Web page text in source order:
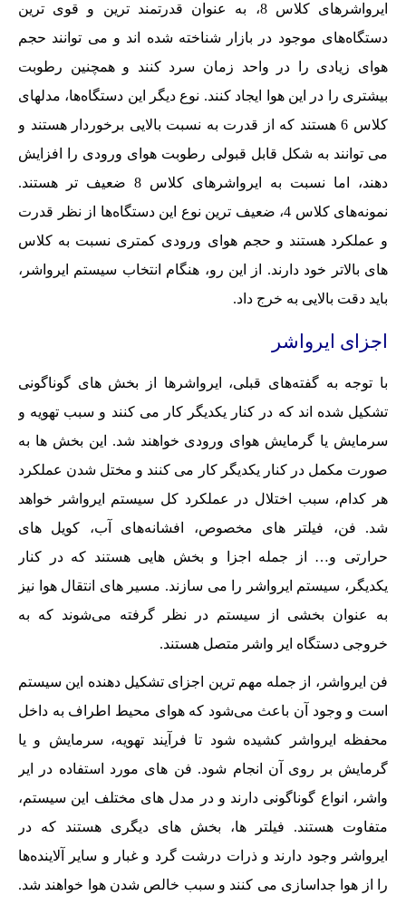
ایرواشرهای کلاس 8، به عنوان قدرتمند ترین و قوی ترین
دستگاه‌های موجود در بازار شناخته شده اند و می توانند حجم
هوای زیادی را در واحد زمان سرد کنند و همچنین رطوبت
بیشتری را در این هوا ایجاد کنند. نوع دیگر این دستگاه‌ها، مدلهای
کلاس 6 هستند که از قدرت به نسبت بالایی برخوردار هستند و
می توانند به شکل قابل قبولی رطوبت هوای ورودی را افزایش
دهند، اما نسبت به ایرواشرهای کلاس 8 ضعیف تر هستند.
نمونه‌های کلاس 4، ضعیف ترین نوع این دستگاه‌ها از نظر قدرت
و عملکرد هستند و حجم هوای ورودی کمتری نسبت به کلاس
های بالاتر خود دارند. از این رو، هنگام انتخاب سیستم ایرواشر،
باید دقت بالایی به خرج داد.
اجزای ایرواشر
با توجه به گفته‌های قبلی، ایرواشرها از بخش های گوناگونی
تشکیل شده اند که در کنار یکدیگر کار می کنند و سبب تهویه و
سرمایش یا گرمایش هوای ورودی خواهند شد. این بخش ها به
صورت مکمل در کنار یکدیگر کار می کنند و مختل شدن عملکرد
هر کدام، سبب اختلال در عملکرد کل سیستم ایرواشر خواهد
شد. فن، فیلتر های مخصوص، افشانه‌های آب، کویل های
حرارتی و… از جمله اجزا و بخش هایی هستند که در کنار
یکدیگر، سیستم ایرواشر را می سازند. مسیر های انتقال هوا نیز
به عنوان بخشی از سیستم در نظر گرفته می‌شوند که به
خروجی دستگاه ایر واشر متصل هستند.
فن ایرواشر، از جمله مهم ترین اجزای تشکیل دهنده این سیستم
است و وجود آن باعث می‌شود که هوای محیط اطراف به داخل
محفظه ایرواشر کشیده شود تا فرآیند تهویه، سرمایش و یا
گرمایش بر روی آن انجام شود. فن های مورد استفاده در ایر
واشر، انواع گوناگونی دارند و در مدل های مختلف این سیستم،
متفاوت هستند. فیلتر ها، بخش های دیگری هستند که در
ایرواشر وجود دارند و ذرات درشت گرد و غبار و سایر آلاینده‌ها
را از هوا جداسازی می کنند و سبب خالص شدن هوا خواهند شد.